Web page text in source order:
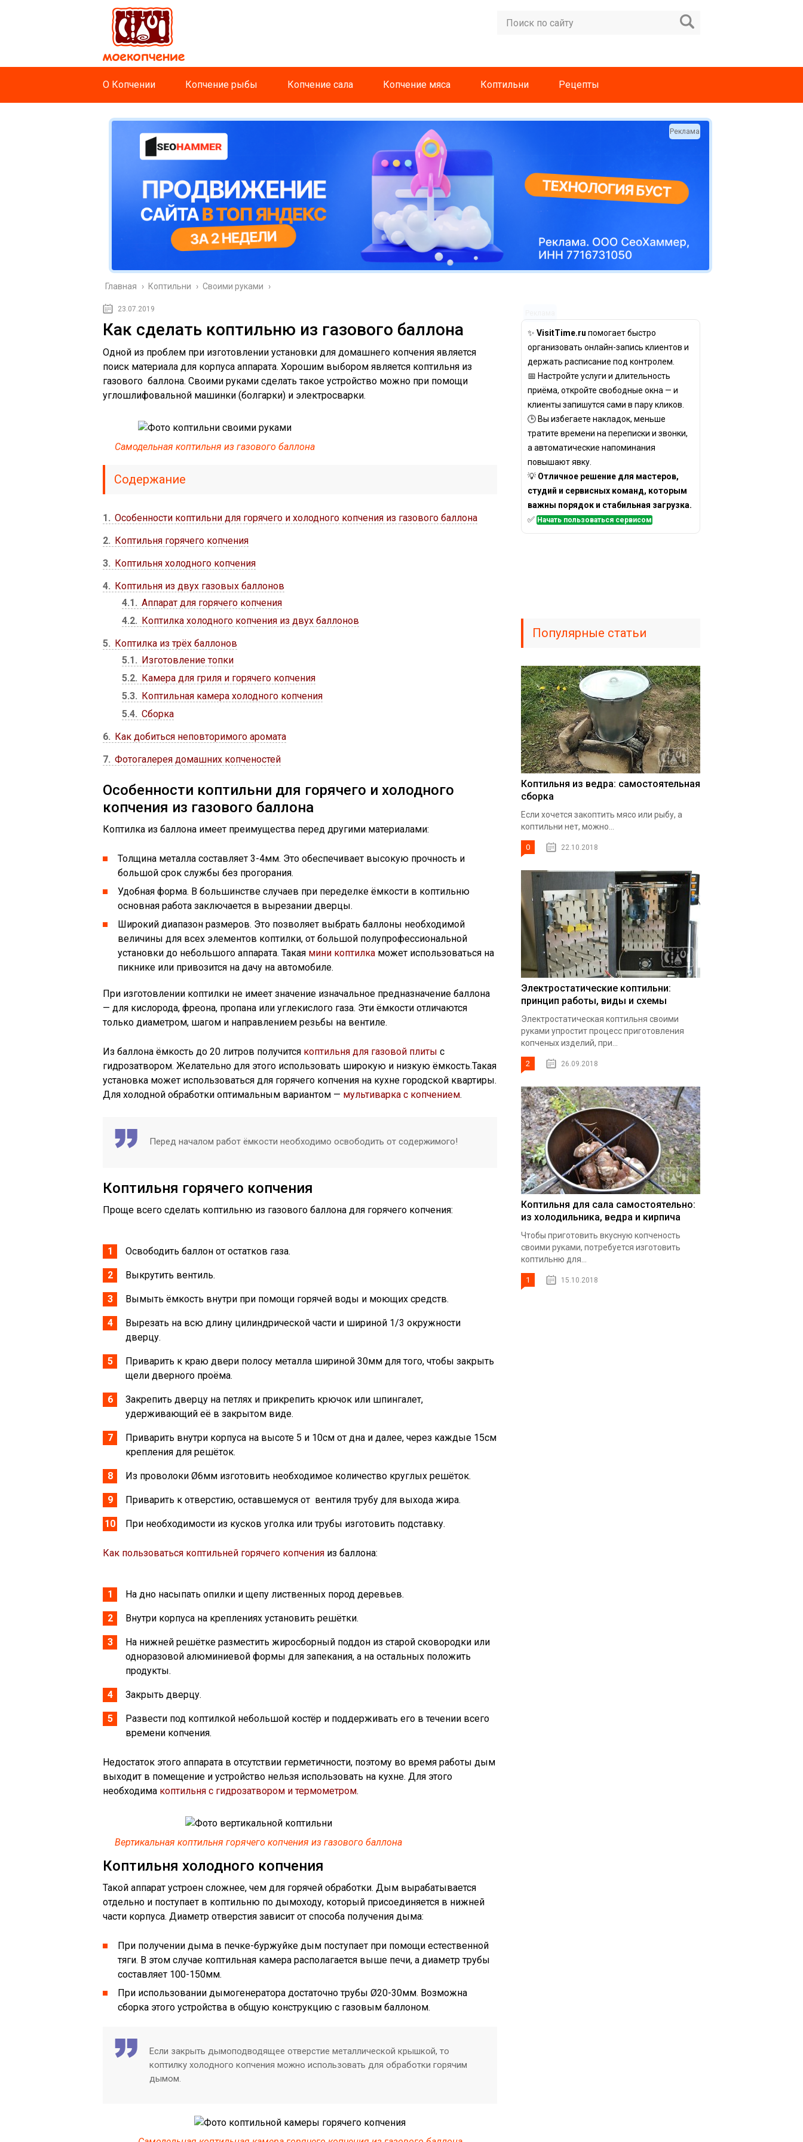
О Копчении Копчение рыбы Копчение сала Копчение мяса Коптильни Рецепты
Реклама
Главная › Коптильни › Своими руками ›
23.07.2019
Как сделать коптильню из газового баллона
Одной из проблем при изготовлении установки для домашнего копчения является
поиск материала для корпуса аппарата. Хорошим выбором является коптильня из
газового баллона. Своими руками сделать такое устройство можно при помощи
углошлифовальной машинки (болгарки) и электросварки.
Самодельная коптильня из газового баллона
Содержание
1
Особенности коптильни для горячего и холодного копчения из газового баллона
2
Коптильня горячего копчения
3
Коптильня холодного копчения
4
Коптильня из двух газовых баллонов
4.1
Аппарат для горячего копчения
4.2
Коптилка холодного копчения из двух баллонов
5
Коптилка из трёх баллонов
5.1
Изготовление топки
5.2
Камера для гриля и горячего копчения
5.3
Коптильная камера холодного копчения
5.4 Сборка
6
Как добиться неповторимого аромата
7 Фотогалерея домашних копченостей
Особенности коптильни для горячего и холодного
копчения из газового баллона
Коптилка из баллона имеет преимущества перед другими материалами:
Толщина металла составляет 3-4мм. Это обеспечивает высокую прочность и
большой срок службы без прогорания.
Удобная форма. В большинстве случаев при переделке ёмкости в коптильню
основная работа заключается в вырезании дверцы.
Широкий диапазон размеров. Это позволяет выбрать баллоны необходимой
величины для всех элементов коптилки, от большой полупрофессиональной
установки до небольшого аппарата. Такая мини коптилка может использоваться на
пикнике или привозится на дачу на автомобиле.
При изготовлении коптилки не имеет значение изначальное предназначение баллона
— для кислорода, фреона, пропана или углекислого газа. Эти ёмкости отличаются
только диаметром, шагом и направлением резьбы на вентиле.
Из баллона ёмкость до 20 литров получится коптильня для газовой плиты с
гидрозатвором. Желательно для этого использовать широкую и низкую ёмкость.Такая
установка может использоваться для горячего копчения на кухне городской квартиры.
Для холодной обработки оптимальным вариантом — мультиварка с копчением.
Перед началом работ ёмкости необходимо освободить от содержимого!
Коптильня горячего копчения
Проще всего сделать коптильню из газового баллона для горячего копчения:
Освободить баллон от остатков газа.
Выкрутить вентиль.
Вымыть ёмкость внутри при помощи горячей воды и моющих средств.
Вырезать на всю длину цилиндрической части и шириной 1/3 окружности
дверцу.
Приварить к краю двери полосу металла шириной 30мм для того, чтобы закрыть
щели дверного проёма.
Закрепить дверцу на петлях и прикрепить крючок или шпингалет,
удерживающий её в закрытом виде.
Приварить внутри корпуса на высоте 5 и 10см от дна и далее, через каждые 15см
крепления для решёток.
Из проволоки Ø6мм изготовить необходимое количество круглых решёток.
Приварить к отверстию, оставшемуся от вентиля трубу для выхода жира.
При необходимости из кусков уголка или трубы изготовить подставку.
Как пользоваться коптильней горячего копчения из баллона:
На дно насыпать опилки и щепу лиственных пород деревьев.
Внутри корпуса на креплениях установить решётки.
На нижней решётке разместить жиросборный поддон из старой сковородки или
одноразовой алюминиевой формы для запекания, а на остальных положить
продукты.
Закрыть дверцу.
Развести под коптилкой небольшой костёр и поддерживать его в течении всего
времени копчения.
Недостаток этого аппарата в отсутствии герметичности, поэтому во время работы дым
выходит в помещение и устройство нельзя использовать на кухне. Для этого
необходима коптильня с гидрозатвором и термометром.
Вертикальная коптильня горячего копчения из газового баллона
Коптильня холодного копчения
Такой аппарат устроен сложнее, чем для горячей обработки. Дым вырабатывается
отдельно и поступает в коптильню по дымоходу, который присоединяется в нижней
части корпуса. Диаметр отверстия зависит от способа получения дыма:
При получении дыма в печке-буржуйке дым поступает при помощи естественной
тяги. В этом случае коптильная камера располагается выше печи, а диаметр трубы
составляет 100-150мм.
При использовании дымогенератора достаточно трубы Ø20-30мм. Возможна
сборка этого устройства в общую конструкцию с газовым баллоном.
Если закрыть дымоподводящее отверстие металлической крышкой, то
коптилку холодного копчения можно использовать для обработки горячим
дымом.
✨ VisitTime.ru помогает быстро
организовать онлайн-запись клиентов и
держать расписание под контролем.
📅 Настройте услуги и длительность
приёма, откройте свободные окна — и
клиенты запишутся сами в пару кликов.
🕒 Вы избегаете накладок, меньше
тратите времени на переписки и звонки,
а автоматические напоминания
повышают явку.
💡 Отличное решение для мастеров,
студий и сервисных команд, которым
важны порядок и стабильная загрузка.
✅ Начать пользоваться сервисом
Популярные статьи
Коптильня из ведра: самостоятельная
сборка
Если хочется закоптить мясо или рыбу, а
коптильни нет, можно...
0 22.10.2018
Электростатические коптильни:
принцип работы, виды и схемы
Электростатическая коптильня своими
руками упростит процесс приготовления
копченых изделий, при...
2 26.09.2018
Коптильня для сала самостоятельно:
из холодильника, ведра и кирпича
Чтобы приготовить вкусную копченость
своими руками, потребуется изготовить
коптильню для...
1 15.10.2018